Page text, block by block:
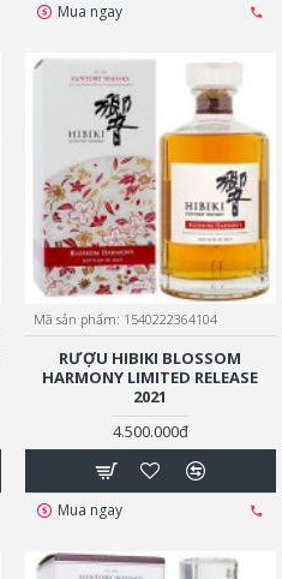
Mua ngay
Mã sản phẩm: 1540222364104
RƯỢU HIBIKI BLOSSOM
HARMONY LIMITED RELEASE
2021
4.500.000đ
Mua ngay